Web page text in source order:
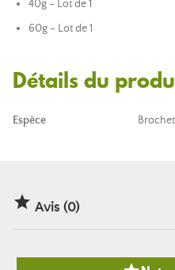
40g - Lot de 1
60g - Lot de 1
Détails du
Espèce Brochet
 Avis (0)